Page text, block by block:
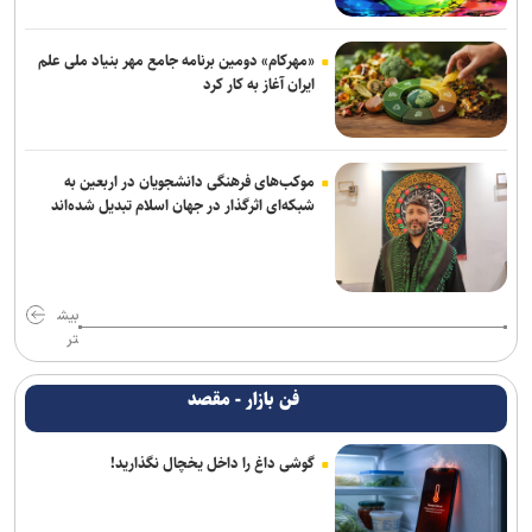
«مهرکام» دومین برنامه جامع مهر بنیاد ملی علم
ایران آغاز به کار کرد
موکب‌های فرهنگی دانشجویان در اربعین به
شبکه‌ای اثرگذار در جهان اسلام تبدیل شده‌اند
بیش
تر
فن بازار - مقصد
گوشی داغ را داخل یخچال نگذارید!